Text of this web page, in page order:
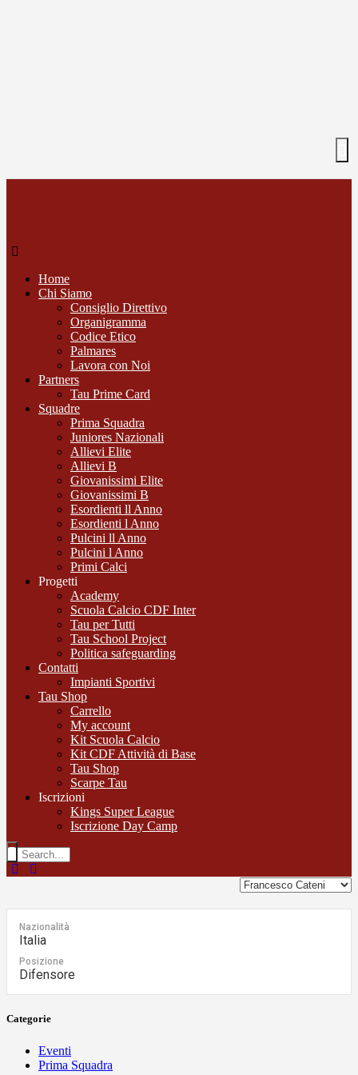
Home
Chi Siamo
Consiglio Direttivo
Organigramma
Codice Etico
Palmares
Lavora con Noi
Partners
Tau Prime Card
Squadre
Prima Squadra
Juniores Nazionali
Allievi Elite
Allievi B
Giovanissimi Elite
Giovanissimi B
Esordienti ll Anno
Esordienti l Anno
Pulcini ll Anno
Pulcini l Anno
Primi Calci
Progetti
Academy
Scuola Calcio CDF Inter
Tau per Tutti
Tau School Project
Politica safeguarding
Contatti
Impianti Sportivi
Tau Shop
Carrello
My account
Kit Scuola Calcio
Kit CDF Attività di Base
Tau Shop
Scarpe Tau
Iscrizioni
Kings Super League
Iscrizione Day Camp
Nazionalità
Italia
Posizione
Difensore
Categorie
Eventi
Prima Squadra